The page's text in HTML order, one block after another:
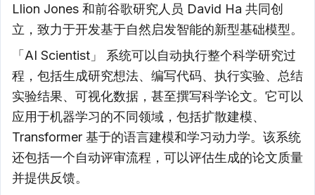
Llion Jones 和前谷歌研究人员 David Ha 共同创
立，致力于开发基于自然启发智能的新型基础模型。
「AI Scientist」 系统可以自动执行整个科学研究过
程，包括生成研究想法、编写代码、执行实验、总结
实验结果、可视化数据，甚至撰写科学论文。它可以
应用于机器学习的不同领域，包括扩散建模、
Transformer 基于的语言建模和学习动力学。该系统
还包括一个自动评审流程，可以评估生成的论文质量
并提供反馈。